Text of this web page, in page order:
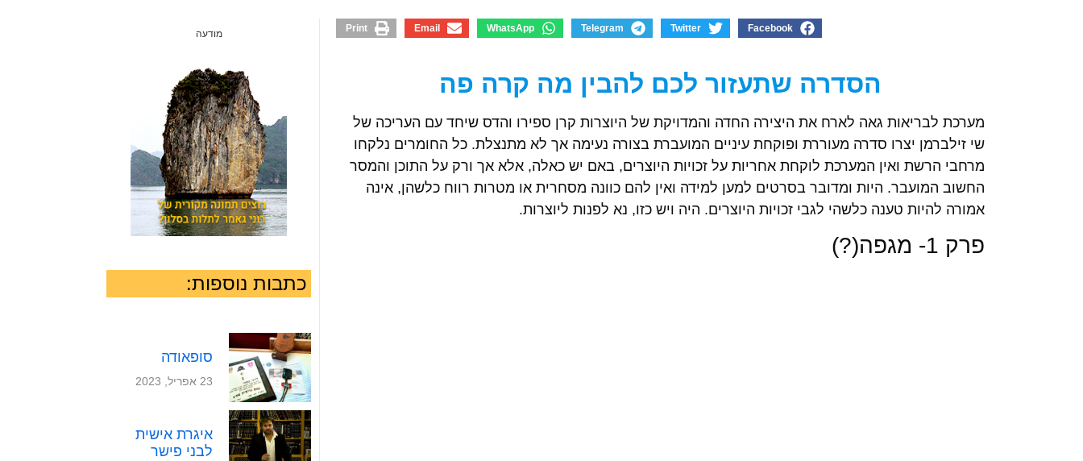
Facebook
Twitter
Telegram
WhatsApp
Email
Print
הסדרה שתעזור לכם להבין מה קרה פה
מערכת לבריאות גאה לארח את היצירה החדה והמדויקת של היוצרות קרן ספירו והדס שיחד עם העריכה של
שי זילברמן יצרו סדרה מעוררת ופוקחת עיניים המועברת בצורה נעימה אך לא מתנצלת. כל החומרים נלקחו
מרחבי הרשת ואין המערכת לוקחת אחריות על זכויות היוצרים, באם יש כאלה, אלא אך ורק על התוכן והמסר
החשוב המועבר. היות ומדובר בסרטים למען למידה ואין להם כוונה מסחרית או מטרות רווח כלשהן, אינה
אמורה להיות טענה כלשהי לגבי זכויות היוצרים. היה ויש כזו, נא לפנות ליוצרות.
פרק 1- מגפה(?)
מודעה
כתבות נוספות:
סופאודה
23 אפריל, 2023
איגרת אישית
לבני פישר